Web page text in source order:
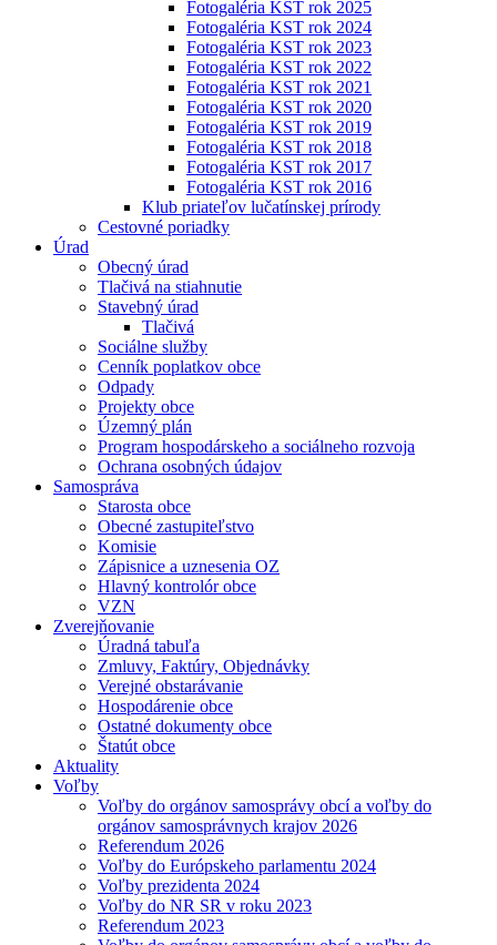
Fotogaléria KST rok 2025
Fotogaléria KST rok 2024
Fotogaléria KST rok 2023
Fotogaléria KST rok 2022
Fotogaléria KST rok 2021
Fotogaléria KST rok 2020
Fotogaléria KST rok 2019
Fotogaléria KST rok 2018
Fotogaléria KST rok 2017
Fotogaléria KST rok 2016
Klub priateľov lučatínskej prírody
Cestovné poriadky
Úrad
Obecný úrad
Tlačivá na stiahnutie
Stavebný úrad
Tlačivá
Sociálne služby
Cenník poplatkov obce
Odpady
Projekty obce
Územný plán
Program hospodárskeho a sociálneho rozvoja
Ochrana osobných údajov
Samospráva
Starosta obce
Obecné zastupiteľstvo
Komisie
Zápisnice a uznesenia OZ
Hlavný kontrolór obce
VZN
Zverejňovanie
Úradná tabuľa
Zmluvy, Faktúry, Objednávky
Verejné obstarávanie
Hospodárenie obce
Ostatné dokumenty obce
Štatút obce
Aktuality
Voľby
Voľby do orgánov samosprávy obcí a voľby do
orgánov samosprávnych krajov 2026
Referendum 2026
Voľby do Európskeho parlamentu 2024
Voľby prezidenta 2024
Voľby do NR SR v roku 2023
Referendum 2023